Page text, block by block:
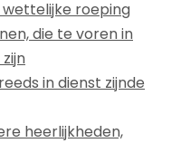
wettelijke roeping
die te voren in
in dienst zijnde
heerlijkheden,